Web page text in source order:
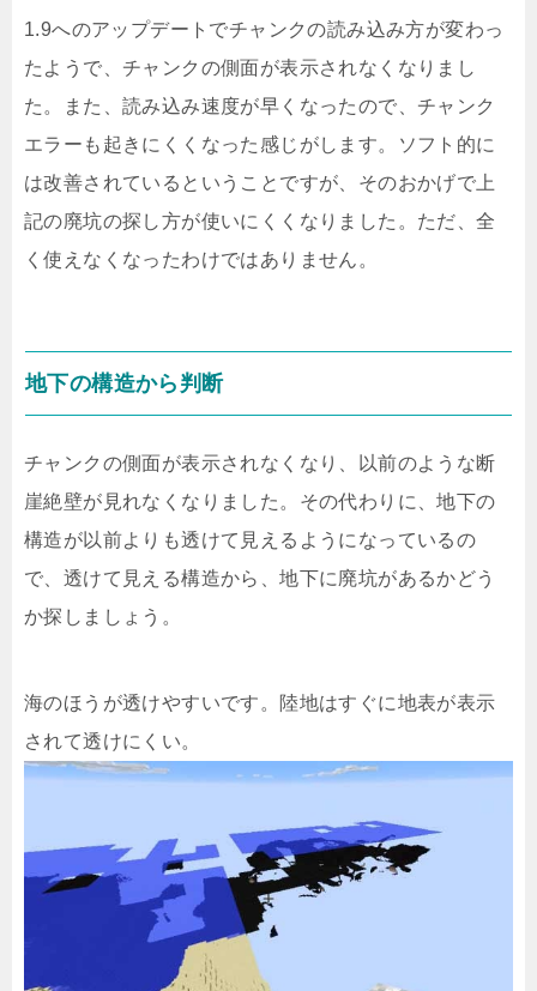
1.9へのアップデートでチャンクの読み込み方が変わっ
たようで、チャンクの側面が表示されなくなりまし
た。また、読み込み速度が早くなったので、チャンク
エラーも起きにくくなった感じがします。ソフト的に
は改善されているということですが、そのおかげで上
記の廃坑の探し方が使いにくくなりました。ただ、全
く使えなくなったわけではありません。
地下の構造から判断
チャンクの側面が表示されなくなり、以前のような断
崖絶壁が見れなくなりました。その代わりに、地下の
構造が以前よりも透けて見えるようになっているの
で、透けて見える構造から、地下に廃坑があるかどう
か探しましょう。
海のほうが透けやすいです。陸地はすぐに地表が表示
されて透けにくい。